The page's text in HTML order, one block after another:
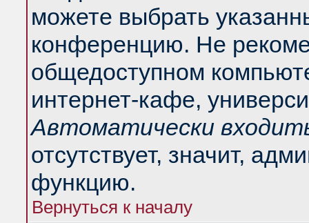
можете выбрать
конференцию. Не
общедоступном
интернет-кафе,
Автоматически
отсутствует, значит,
функцию.
Вернуться к началу